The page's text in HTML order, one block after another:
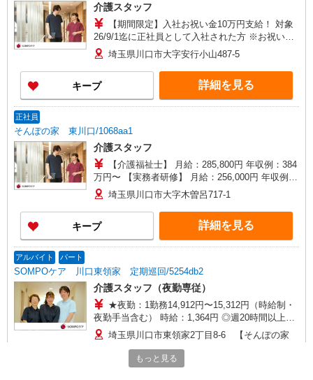
介護スタッフ
【期間限定】入社お祝い金10万円支給！ 対象
26/9/1迄に正社員として入社された方 ※お祝い金
は入社後3か月目の給与で支給、その他詳細は面接
時にご案内します 【介護福祉士】月給285,800円
／年収例384万円〜 【実務者研修】月給256,000円
／年収例345万円〜 【初任者研修・無資格】月給
247,200円／年収例334万円〜 ※職務手当、働きが
（月平均5回分）等、毎月平均的に支払われる手当
を含む ※介護福祉士のみ、特別職務手当も含む ◎
残業時は別途時間外手当支給（超過1分〜） ◎賞
与 基本給2.08ヶ月分/年支給
埼玉県川口市大字安行小山487-5
キープ 詳細を見る
正社員
そんぽの家 東川口/1068aa1
介護スタッフ
【介護福祉士】 月給：285,800円 年収例：384
万円〜 【実務者研修】 月給：256,000円 年収例：
345万円〜 【初任者研修・無資格】 月給：
247,200円 年収例：334万円〜 ※職務手当、働き
がい向上手当、日祝手当（月平均2回分）、夜勤手
当（月平均5回分）等、毎月平均的に支払われる手
当を含みます。 ※介護福祉士のみ、特別職務手当
分〜） ◎賞与 基本給2.08ヶ月分/年支給
埼玉県川口市大字木曽呂717-1
キープ 詳細を見る
アルバイト パート
SOMPOケア 川口東領家 定期巡回/5254db2
介護スタッフ（夜勤専従）
★夜勤：1勤務14,912円〜15,312円（時給制・
夜勤手当含む） 時給：1,364円 ◎週20時間以上勤
務（社保加入者）の場合は時給：1,414円
埼玉県川口市東領家2丁目8-6 【そんぽの家
S 川口東領家】建物内
もっと見る